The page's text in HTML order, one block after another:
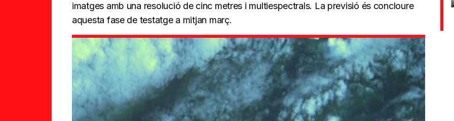
imatges amb una resolució de cinc metres i multiespectrals. La previsió és concloure
aquesta fase de testatge a mitjan març.